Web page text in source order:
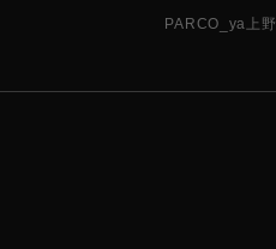
PARCO_ya上野